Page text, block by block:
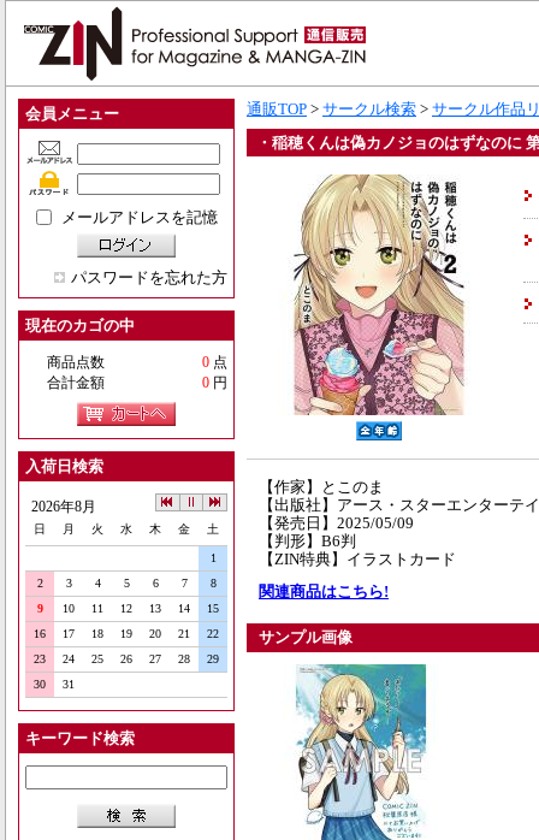
会員メニュー
メールアドレスを記憶
パスワードを忘れた方
現在のカゴの中
商品点数 0 点
合計金額
0 円
入荷日検索
2026年8月
日 月 火 水 木 金 土
1
2
3 4 5 6 7
8
9
10 11 12 13 14
15
16
17 18 19 20 21
22
23
24 25 26 27 28
29
30
31
キーワード検索
通販TOP > サークル検索 > サークル作品
・稲穂くんは偽カノジョのはずなのに
【作家】とこのま
【出版社】アース・スターエンターテ
【発売日】2025/05/09
【判形】B6判
【ZIN特典】イラストカード
関連商品はこちら!
サンプル画像